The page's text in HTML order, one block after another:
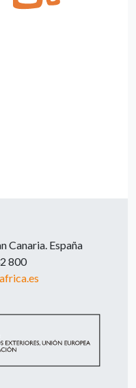
Canaria. España
800